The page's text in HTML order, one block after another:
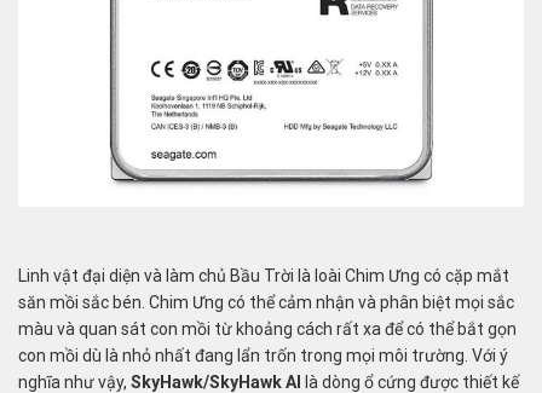
Linh vật đại diện và làm chủ Bầu Trời là loài Chim Ưng có cặp mắt
săn mồi sắc bén. Chim Ưng có thể cảm nhận và phân biệt mọi sắc
màu và quan sát con mồi từ khoảng cách rất xa để có thể bắt gọn
con mồi dù là nhỏ nhất đang lẩn trốn trong mọi môi trường. Với ý
nghĩa như vậy, SkyHawk/SkyHawk AI
là dòng ổ cứng được thiết kế